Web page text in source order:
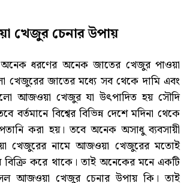
চেনার উপায়
অনেক ধরণের অনেক জাতের খেজুর পাওয়া
জাতের মধ্যে সব থেকে দামি এবং
আজওয়া খেজুর যা উৎপাদিত হয় সৌদি
বর্তমানে বিশ্বের বিভিন্ন দেশে মদিনা থেকে
করা হয়। তবে অনেক অসাধু ব্যবসায়ী
খেজুরের নামে আজওয়া খেজুরের মতোই
করে থাকে। তাই অনেকের মনে একটি
আজওয়া খেজুর চেনার উপায় কি। তাই